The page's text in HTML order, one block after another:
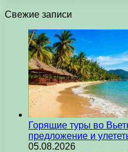
Свежие записи
Горящие туры во
предложение и
05.08.2026